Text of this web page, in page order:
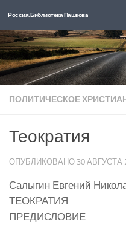
Перейти к
Россия: Библиотека Пашкова
ПОЛИТИЧЕСКОЕ
Теократия
ОПУБЛИКОВАНО 30 АВГУСТА
Салыгин Евгений
ТЕОКРАТИЯ
ПРЕДИСЛОВИЕ